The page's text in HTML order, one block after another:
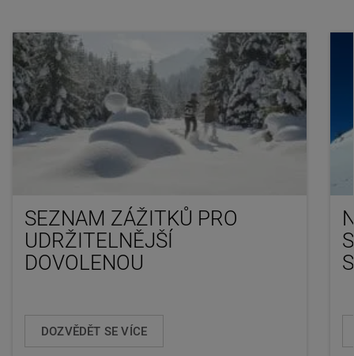
SEZNAM ZÁŽITKŮ PRO
UDRŽITELNĚJŠÍ
DOVOLENOU
DOZVĚDĚT SE VÍCE